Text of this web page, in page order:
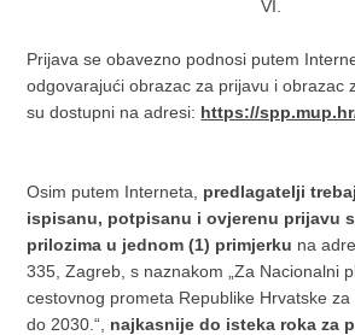
VI.
Prijava se obavezno podnosi putem
odgovarajući obrazac za prijavu i obrazac
su dostupni na adresi: https://
Osim putem Interneta, predlagatelji
ispisanu, potpisanu i ovjerenu prijavu
prilozima u jednom (1) primjerku na
335, Zagreb, s naznakom „Za Nacionalni
cestovnog prometa Republike Hrvatske za
do 2030.“, najkasnije do isteka roka za